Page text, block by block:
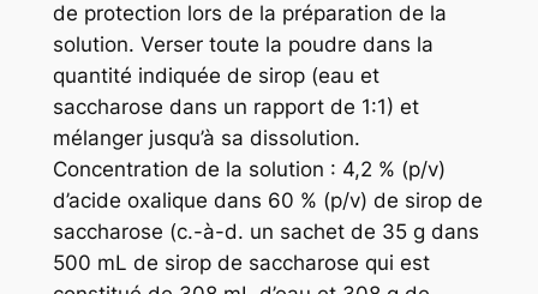
de protection lors de la préparation de la
solution. Verser toute la poudre dans la
quantité indiquée de sirop (eau et
saccharose dans un rapport de 1:1) et
mélanger jusqu’à sa dissolution.
Concentration de la solution : 4,2 % (p/v)
d’acide oxalique dans 60 % (p/v) de sirop de
saccharose (c.-à-d. un sachet de 35 g dans
500 mL de sirop de saccharose qui est